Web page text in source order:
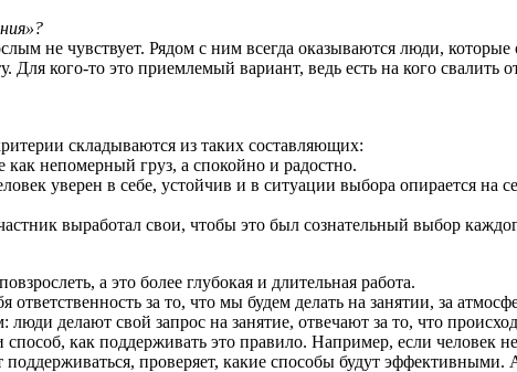
не чувствует. Рядом с ним всегда оказываются люди,
кого-то это приемлемый вариант, ведь есть на кого свалить
складываются из таких составляющих:
непомерный груз, а спокойно и радостно.
уверен в себе, устойчив и в ситуации выбора опирается на
выработал свои, чтобы это был сознательный выбор
а это более глубокая и длительная работа.
за то, что мы будем делать на занятии, за
делают свой запрос на занятие, отвечают за то, что
как поддерживать это правило. Например, если человек
поддерживаться, проверяет, какие способы будут